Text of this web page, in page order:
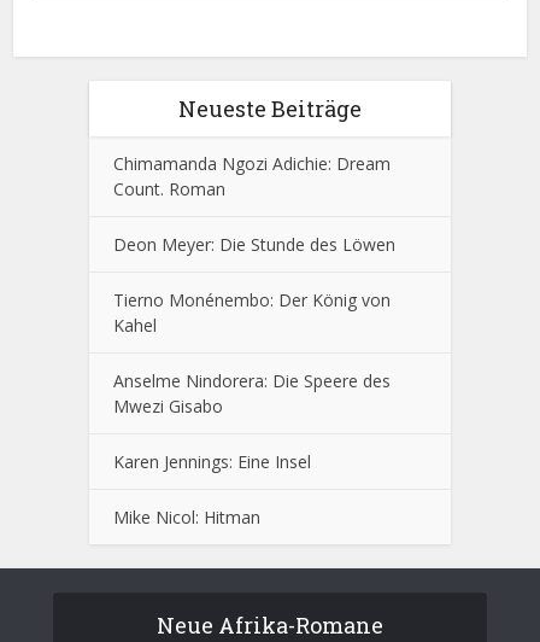
Neueste Beiträge
Chimamanda Ngozi Adichie: Dream
Count. Roman
Deon Meyer: Die Stunde des Löwen
Tierno Monénembo: Der König von
Kahel
Anselme Nindorera: Die Speere des
Mwezi Gisabo
Karen Jennings: Eine Insel
Mike Nicol: Hitman
Neue Afrika-Romane